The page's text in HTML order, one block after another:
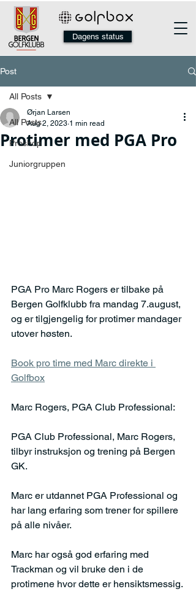
Dagens status
Post
All Posts
Proshop
Juniorgruppen
All Posts
Protimer med PGA Pro
Ørjan Larsen
Aug 2, 2023 1 min read
PGA Pro Marc Rogers er tilbake på
Bergen Golfklubb fra mandag 7.august,
og er tilgjengelig for protimer mandager
utover høsten.
Book pro time med Marc direkte i
Golfbox
Marc Rogers, PGA Club Professional:
PGA Club Professional, Marc Rogers,
tilbyr instruksjon og trening på Bergen
GK.
Marc er utdannet PGA Professional og
har lang erfaring som trener for spillere
på alle nivåer.
Marc har også god erfaring med
Trackman og vil bruke den i de
protimene hvor dette er hensiktsmessig.